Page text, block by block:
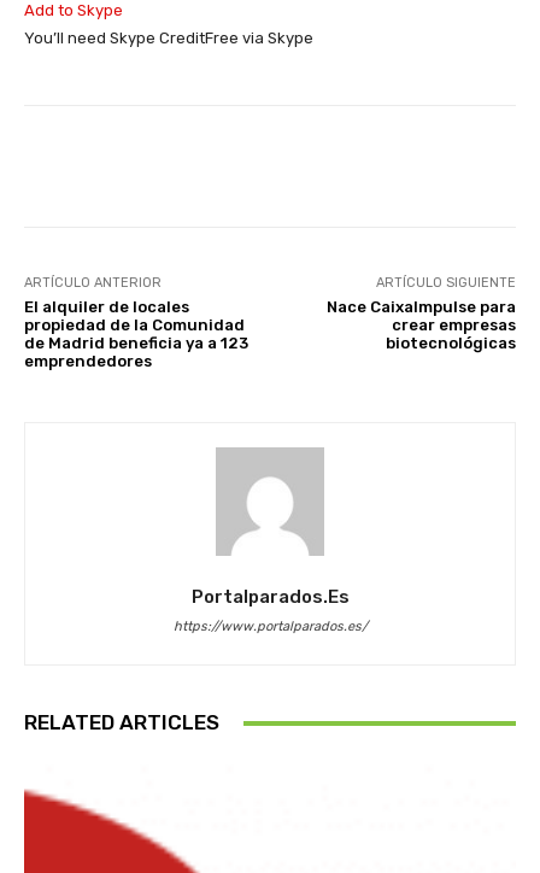
Add to Skype
You’ll need Skype CreditFree via Skype
ARTÍCULO ANTERIOR
El alquiler de locales
propiedad de la Comunidad
de Madrid beneficia ya a 123
emprendedores
ARTÍCULO SIGUIENTE
Nace CaixaImpulse para
crear empresas
biotecnológicas
Portalparados.es
https://www.portalparados.es/
RELATED ARTICLES